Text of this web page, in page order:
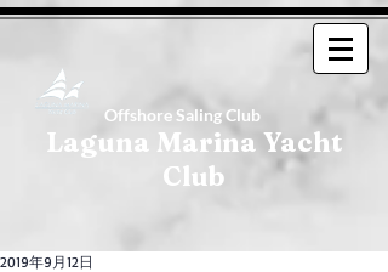
Offshore Saling Club
Laguna Marina Yacht
Club
2019年9月12日